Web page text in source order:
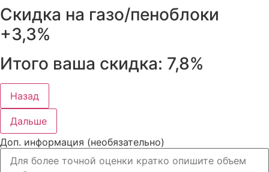
Скидка на газо/пеноблоки
+3,3%
Итого ваша скидка: 7,8%
Назад
Дальше
Доп. информация (необязательно)